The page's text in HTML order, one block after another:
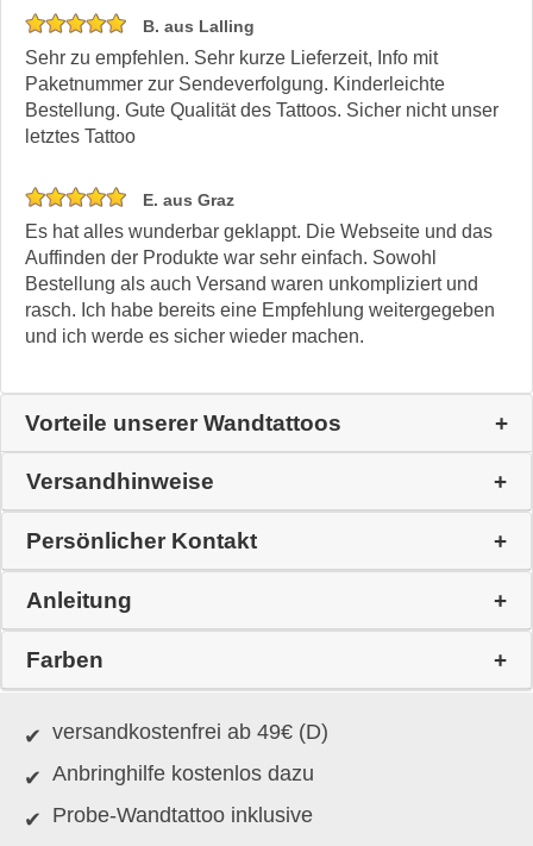
B. aus Lalling
Sehr zu empfehlen. Sehr kurze Lieferzeit, Info mit
Paketnummer zur Sendeverfolgung. Kinderleichte
Bestellung. Gute Qualität des Tattoos. Sicher nicht unser
letztes Tattoo
E. aus Graz
Es hat alles wunderbar geklappt. Die Webseite und das
Auffinden der Produkte war sehr einfach. Sowohl
Bestellung als auch Versand waren unkompliziert und
rasch. Ich habe bereits eine Empfehlung weitergegeben
und ich werde es sicher wieder machen.
Vorteile unserer Wandtattoos
Versandhinweise
Persönlicher Kontakt
Anleitung
Farben
versandkostenfrei ab 49€ (D)
Anbringhilfe kostenlos dazu
Probe-Wandtattoo inklusive